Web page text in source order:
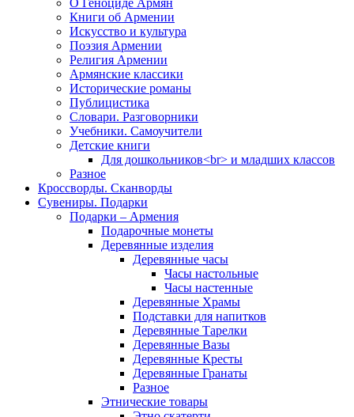
О Геноциде Армян
Книги об Армении
Иcкусство и культура
Поэзия Армении
Религия Армении
Армянские классики
Исторические романы
Публицистика
Словари. Разговорники
Учебники. Самоучители
Детские книги
Для дошкольников<br> и младших классов
Разное
Кроссворды. Сканворды
Сувениры. Подарки
Подарки – Армения
Подарочные монеты
Деревянные изделия
Деревянные часы
Часы настольные
Часы настенные
Деревянные Храмы
Подставки для напитков
Деревянные Тарелки
Деревянные Вазы
Деревянные Кресты
Деревянные Гранаты
Разное
Этнические товары